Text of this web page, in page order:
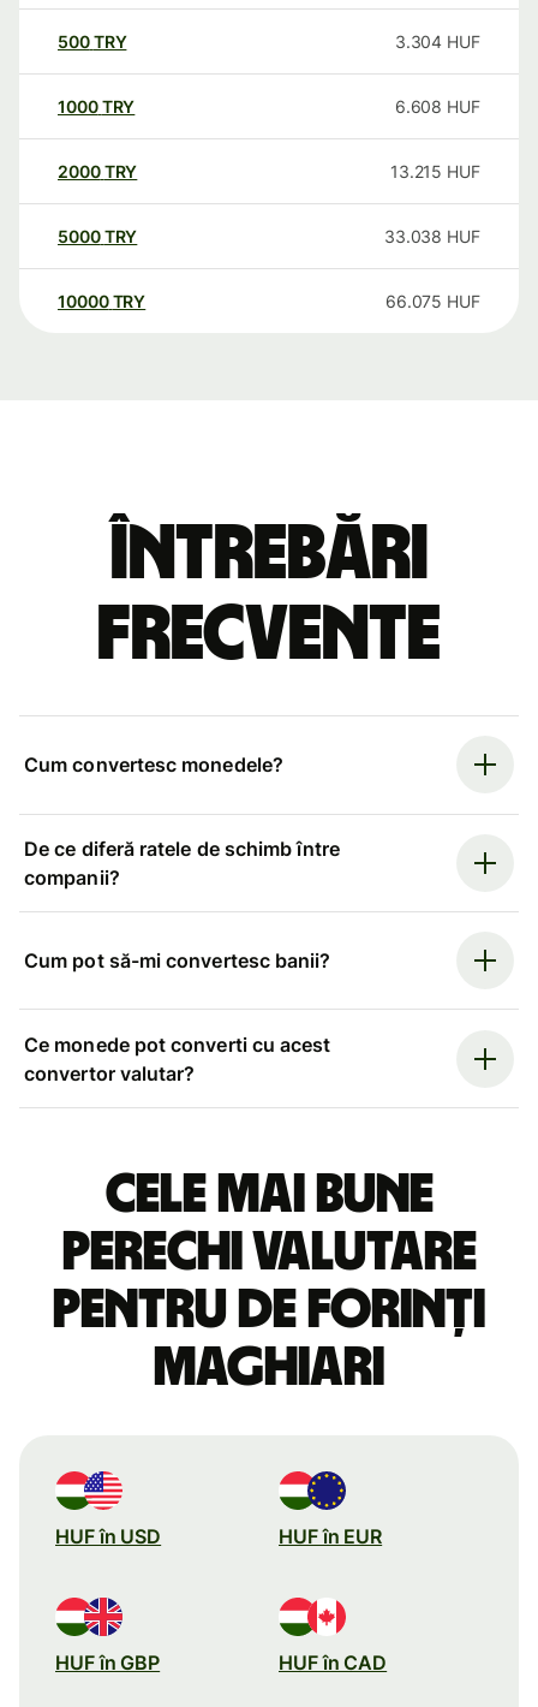
500TRY 3.304 HUF
1000TRY 6.608 HUF
2000TRY 13.215 HUF
5000TRY 33.038 HUF
10000 TRY 66.075 HUF
Întrebări
frecvente
Cum convertesc monedele?
De ce diferă ratele de schimb între
companii?
Cum pot să-mi convertesc banii?
Ce monede pot converti cu acest
convertor valutar?
Cele mai bune
perechi valutare
pentru de forinți
maghiari
HUF în USD HUF în EUR
HUF în GBP HUF în CAD